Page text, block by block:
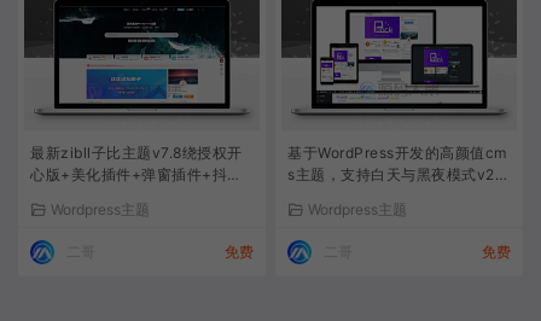
最新zibll子比主题v7.8绕授权开
心版+美化插件+弹窗插件+抖音
Wordpress主题
免费
基于WordPress开发的高颜值cm
s主题，支持白天与黑夜模式v2.
Wordpress主题
免费